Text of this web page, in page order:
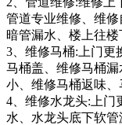
管道专业维修、维
暗管漏水、楼上往楼
3、维修马桶:上门更
马桶盖、维修马桶
小、维修马桶返味、
4、维修水龙头:上门
水、水龙头底下软